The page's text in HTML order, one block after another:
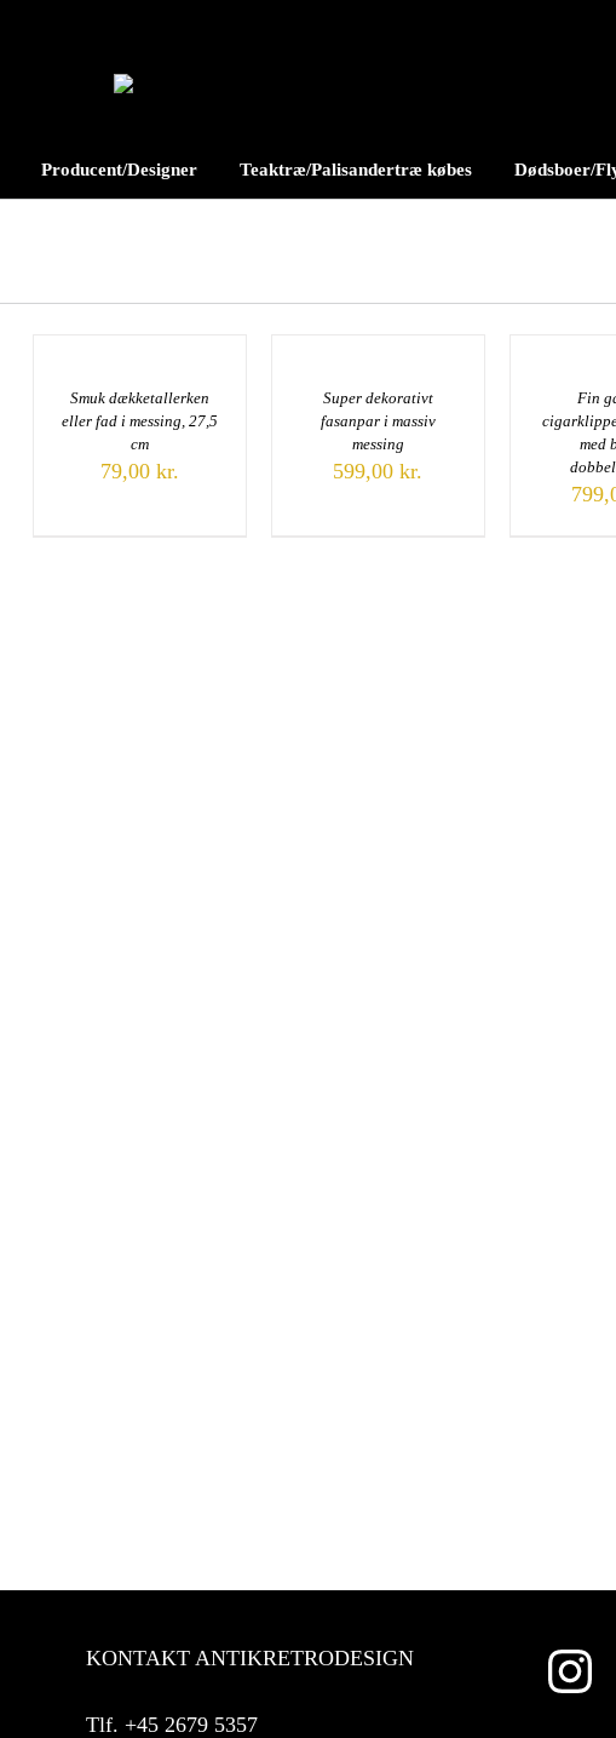
Producent/Designer Teaktræ/Palisandertræ købes Dødsboer/
Smuk dækketallerken
eller fad i messing, 27,5
cm
79,00 kr.
Super dekorativt
fasanpar i massiv
messing
599,00kr.
Fin
med
KONTAKT ANTIKRETRODESIGN
Tlf. +45 2679 5357